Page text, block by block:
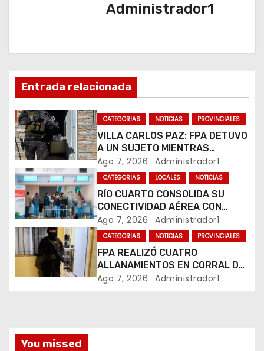
n
d
e
e
n
t
r
a
d
a
Administrador1
Entrada relacionada
CATEGORIAS NOTICIAS PROVINCIALES
VILLA CARLOS PAZ: FPA DETUVO
A UN SUJETO MIENTRAS
COMERCIALIZABA COCAÍNA Y
MARIHUANA EN UNA PLAZA
Ago 7, 2026 Administrador1
CATEGORIAS LOCALES NOTICIAS
RÍO CUARTO CONSOLIDA SU
CONECTIVIDAD AÉREA CON
CUATRO VUELOS SEMANALES A
BUENOS AIRES
Ago 7, 2026 Administrador1
CATEGORIAS NOTICIAS PROVINCIALES
FPA REALIZÓ CUATRO
ALLANAMIENTOS EN CORRAL DE
BUSTOS-IFFLINGER
Ago 7, 2026 Administrador1
You missed